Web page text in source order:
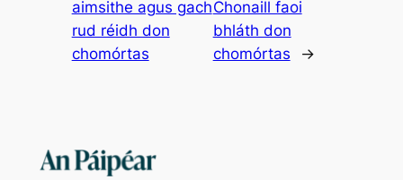
aimsithe agus gach
rud réidh don
chomórtas
Chonaill faoi
bhláth don
chomórtas
→